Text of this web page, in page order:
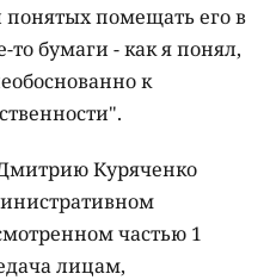
помещать его в
то бумаги - как я понял,
к
Куряченко
частью 1
лицам,